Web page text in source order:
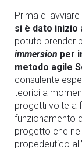
Prima di
si è dato inizio
potuto prender
immersion per
metodo agile
consulente
teorici a
progetti volte a
funzionamento
progetto che
propedeutico